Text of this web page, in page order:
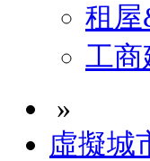
租
工商
»
虛擬城